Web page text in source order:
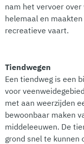
nam het vervoer
helemaal en
recreatieve vaart.
Tiendwegen
Een tiendweg is een
voor
met aan weerzijden
bewoonbaar maken
middeleeuwen. De
grond snel te kunnen